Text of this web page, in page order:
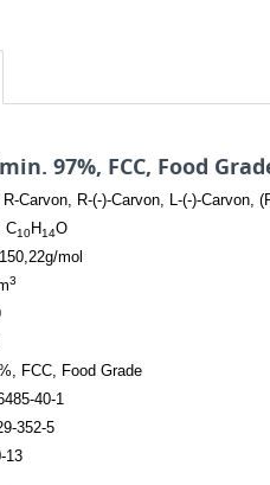
97%, FCC, Food
Carvon, R-(-)-Carvon, L-(-)-Carvon,
C10H14O
mol
3
FCC, Food Grade
40-1
352-5
13